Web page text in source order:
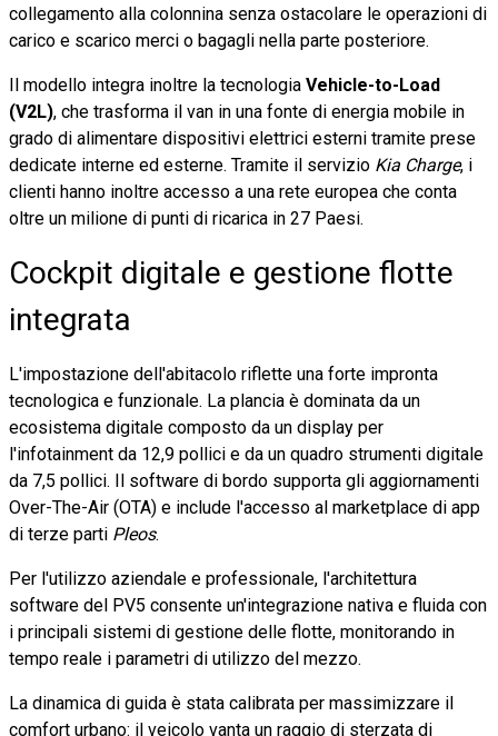
collegamento alla colonnina senza ostacolare le operazioni di
carico e scarico merci o bagagli nella parte posteriore.
Il modello integra inoltre la tecnologia Vehicle-to-Load
(V2L), che trasforma il van in una fonte di energia mobile in
grado di alimentare dispositivi elettrici esterni tramite prese
dedicate interne ed esterne. Tramite il servizio Kia Charge, i
clienti hanno inoltre accesso a una rete europea che conta
oltre un milione di punti di ricarica in 27 Paesi.
Cockpit digitale e gestione flotte
integrata
L'impostazione dell'abitacolo riflette una forte impronta
tecnologica e funzionale. La plancia è dominata da un
ecosistema digitale composto da un display per
l'infotainment da 12,9 pollici e da un quadro strumenti digitale
da 7,5 pollici. Il software di bordo supporta gli aggiornamenti
Over-The-Air (OTA) e include l'accesso al marketplace di app
di terze parti Pleos.
Per l'utilizzo aziendale e professionale, l'architettura
software del PV5 consente un'integrazione nativa e fluida con
i principali sistemi di gestione delle flotte, monitorando in
tempo reale i parametri di utilizzo del mezzo.
La dinamica di guida è stata calibrata per massimizzare il
comfort urbano: il veicolo vanta un raggio di sterzata di